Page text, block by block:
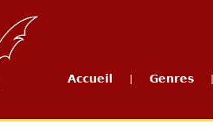
Accueil Genres